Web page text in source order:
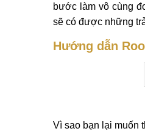
bước làm vô cùng
sẽ có được những
Hướng dẫn
Vì sao bạn lại muốn